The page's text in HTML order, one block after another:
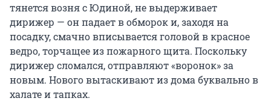
тянется возня с Юдиной, не выдерживает
дирижер — он падает в обморок и, заходя на
посадку, смачно вписывается головой в красное
ведро, торчащее из пожарного щита. Поскольку
дирижер сломался, отправляют «воронок» за
новым. Нового вытаскивают из дома буквально в
халате и тапках.